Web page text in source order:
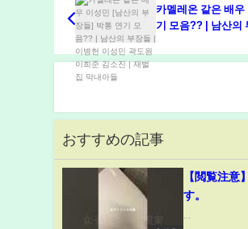
카멜레온 같은 배우
기 모음?? | 남산의
おすすめの記事
【閲覧注意
す。